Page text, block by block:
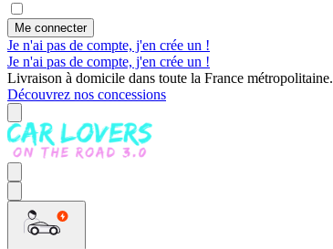
Me connecter
Je n'ai pas de compte, j'en crée un !
Je n'ai pas de compte, j'en crée un !
Livraison à domicile dans toute la France métropolitaine.
Découvrez nos concessions